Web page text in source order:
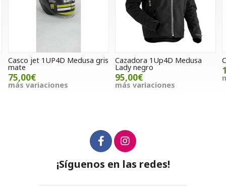
Cazadora 1Up4D Medusa
Lady negro
95,00€
más variaciones
Cazadora Wulfsport
120,00€
más variaciones
¡Síguenos en las redes!